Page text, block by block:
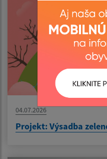
04.07.2026
Projekt: Výsadba